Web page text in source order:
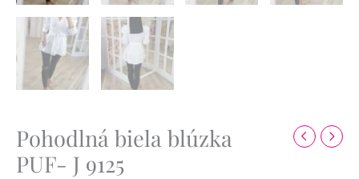
Pohodlná biela blúzka
PUF- J 9125